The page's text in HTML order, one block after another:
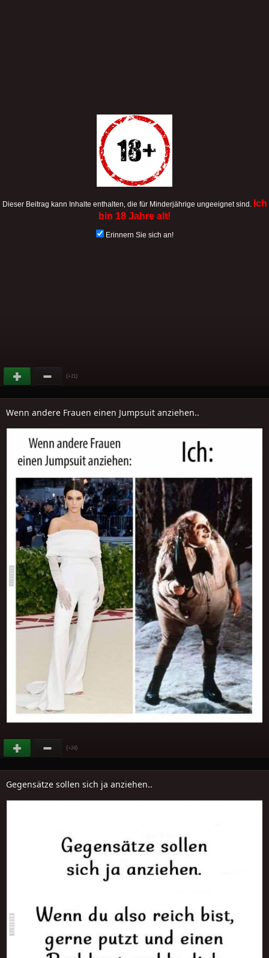
Dieser Beitrag kann Inhalte enthalten, die für Minderjährige ungeeignet sind.
Ich
bin 18 Jahre alt!
Erinnern Sie sich an!
(+21)
Wenn andere Frauen einen Jumpsuit anziehen..
(+24)
Gegensätze sollen sich ja anziehen..